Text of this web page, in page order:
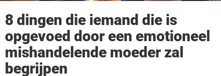
8 dingen die iemand die is
opgevoed door een emotioneel
mishandelende moeder zal
begrijpen